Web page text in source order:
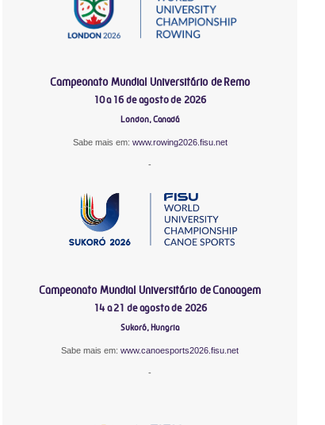
Campeonato Mundial Universitário de Remo
10 a 16 de agosto de 2026
London, Canadá
Sabe mais em: www.rowing2026.fisu.net
-
Campeonato Mundial Universitário de Canoagem
14 a 21 de agosto de 2026
Sukoró, Hungria
Sabe mais em:www.canoesports2026.fisu.net
-